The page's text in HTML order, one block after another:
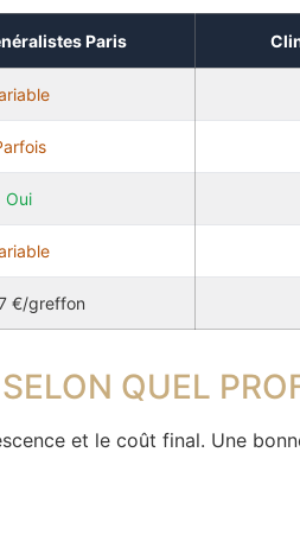
Paris
Oui
€/greffon
QUEL
et le coût final. Une